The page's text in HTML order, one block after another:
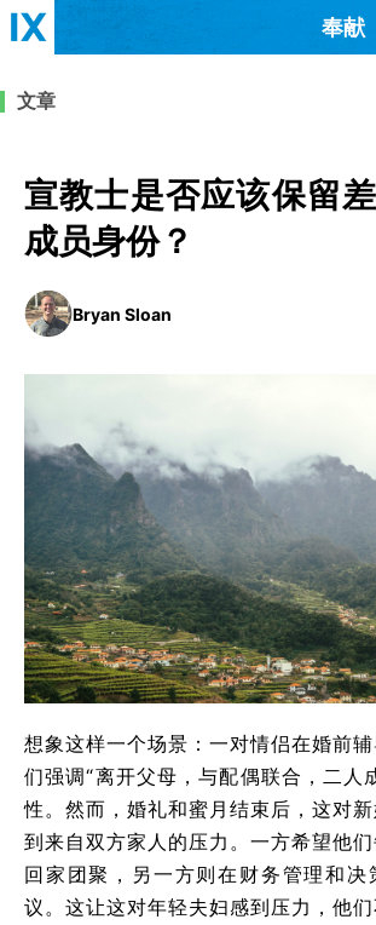
奉献
来信
教会带领
团契生活与祷告
查看全部
查看全部
乌兹别克语
法语
罗马尼亚语
越南语
意大利语
韩语
土耳其语
阿尔巴尼亚语
塞尔维亚语
文章
宣教士是否应该保留
成员身份？
Bryan Sloan
想象这样一个场景：一对情侣在婚前
们强调“离开父母，与配偶联合，二人
性。然而，婚礼和蜜月结束后，这对
到来自双方家人的压力。一方希望他
回家团聚，另一方则在财务管理和决
议。这让这对年轻夫妇感到压力，他